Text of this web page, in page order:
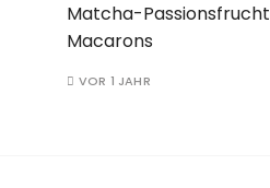
Matcha-Passionsfrucht
Macarons
VOR 1 JAHR